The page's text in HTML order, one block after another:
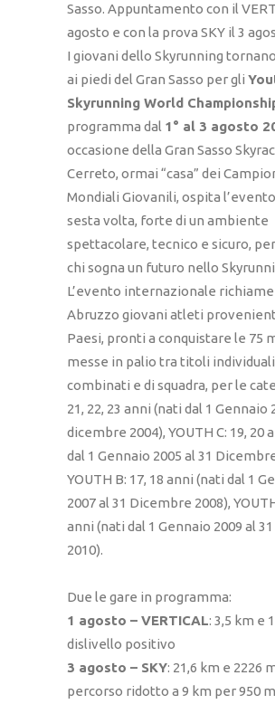
Sasso. Appuntamento con il
agosto e con la prova SKY il 3
I giovani dello Skyrunning
ai piedi del Gran Sasso per gli
Skyrunning World
programma dal 1° al 3 agosto
occasione della Gran Sasso
Cerreto, ormai “casa” dei
Mondiali Giovanili, ospita
sesta volta, forte di un ambiente
spettacolare, tecnico e sicuro,
chi sogna un futuro nello
L’evento internazionale
Abruzzo giovani atleti
Paesi, pronti a conquistare le 75
messe in palio tra titoli
combinati e di squadra, per le
21, 22, 23 anni (nati dal 1 Gennaio
dicembre 2004), YOUTH C: 19, 20
dal 1 Gennaio 2005 al 31
YOUTH B: 17, 18 anni (nati dal 1
2007 al 31 Dicembre 2008),
anni (nati dal 1 Gennaio 2009 al
2010).
Due le gare in programma:
1 agosto – VERTICAL: 3,5 km e
dislivello positivo
3 agosto – SKY: 21,6 km e 2226
percorso ridotto a 9 km per 950